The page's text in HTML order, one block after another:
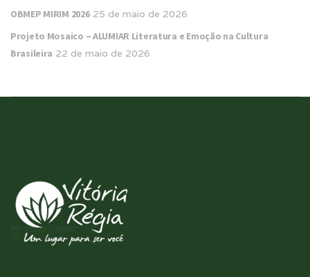
OBMEP MIRIM 2026 25 de maio de 2026
Projeto Mosaico – ALUMIAR Literatura e Emoção na Cultura
Brasileira 22 de maio de 2026